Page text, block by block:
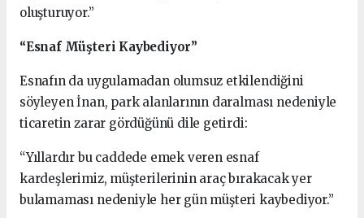
oluşturuyor.”
“Esnaf Müşteri Kaybediyor”
Esnafın da uygulamadan olumsuz etkilendiğini
söyleyen İnan, park alanlarının daralması nedeniyle
ticaretin zarar gördüğünü dile getirdi:
“Yıllardır bu caddede emek veren esnaf
kardeşlerimiz, müşterilerinin araç bırakacak yer
bulamaması nedeniyle her gün müşteri kaybediyor.”